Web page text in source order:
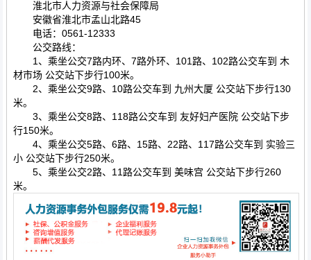
淮北市人力资源与社会保障局
安徽省淮北市孟山北路45
电话：0561-12333
公交路线：
1、乘坐公交7路内环、7路外环、101路、102路公交车到 木
材市场 公交站下步行100米。
2、乘坐公交9路、10路公交车到 九州大厦 公交站下步行130
米。
3、乘坐公交8路、118路公交车到 友好妇产医院 公交站下步
行150米。
4、乘坐公交5路、6路、15路、22路、117路公交车到 实验三
小 公交站下步行250米。
5、乘坐公交2路、11路公交车到 美味宫 公交站下步行260
米。